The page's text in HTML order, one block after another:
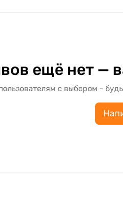
ещё нет —
с выбором -